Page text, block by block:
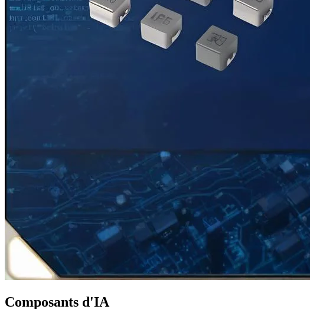
Composants d'IA